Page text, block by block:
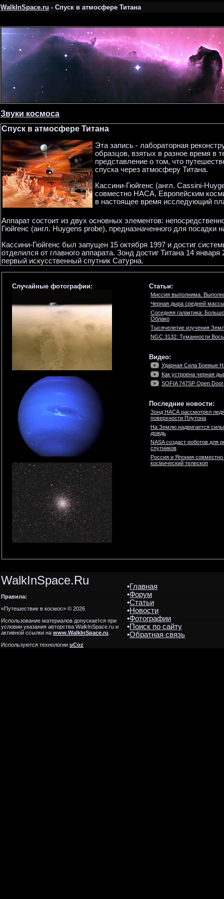
WalkInSpace.ru- Спуск в атмосфере Титана
Звуки космоса
Спуск в атмосфере Титана
Эта запись - лабораторная
образцов, взятых в разное время в
представление о том, что
спуска через атмосферу Титана.
Кассини-Гюйгенс (англ. Cassini-
совместно НАСА, Европейским
в настоящее время исследующий
Аппарат состоит из двух основных элементов:
Гюйгенс (англ. Huygens probe), предназначенного для посадки
Кассини-Гюйгенс был запущен 15 октября 1997 и достиг
отделился от главного аппарата. Зонд достиг Титана 14
первый искусственный спутник Сатурна.
Случайные фотографии: Статьи:
Миссия выполнима.
Черная дыра средней
Соседняя галактика:
Облако
Тысячелетие изучения
NGC 3132: Туманности
Видео:
Ударная Сила Боевые
Как устроена черная
SOFIA 747SP Open
Последние новости:
Зонд НАСА рассмотрел
поверхности Плутона
На Землю надвигается
дождь
NASA создаст роботов для
спутников
Россия и Япония совместно
космический телескоп
WalkInSpace.Ru
Правила:
«Путешествие в космос» © 2026
Использование материалов допускается при
условии указания авторства WalkInSpace.ru и
активной ссылки наwww.WalkInSpace.ru.
Используются технологииuCoz
•Главная
•Форум
•Статьи
•Новости
•Фотографии
•Поиск по сайту
•Обратная связь